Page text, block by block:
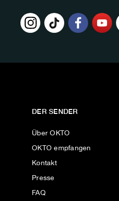
DER SENDER
Über OKTO
OKTO empfangen
Kontakt
Presse
FAQ